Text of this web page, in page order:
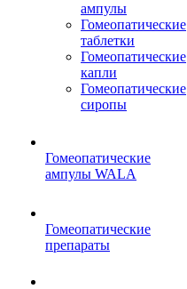
ампулы
Гомеопатические
таблетки
Гомеопатические
капли
Гомеопатические
сиропы
Гомеопатические
ампулы WALA
Гомеопатические
препараты